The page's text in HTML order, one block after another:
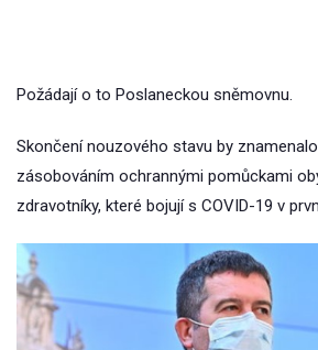
Požádají o to Poslaneckou sněmovnu.
Skončení nouzového stavu by
zásobováním ochrannými pomůckami
zdravotníky, které bojují s COVID-19 v